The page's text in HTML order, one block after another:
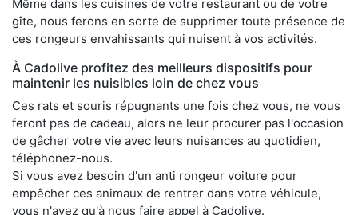
Même dans les cuisines de votre restaurant ou de votre
gîte, nous ferons en sorte de supprimer toute présence de
ces rongeurs envahissants qui nuisent à vos activités.
À Cadolive profitez des meilleurs dispositifs pour
maintenir les nuisibles loin de chez vous
Ces rats et souris répugnants une fois chez vous, ne vous
feront pas de cadeau, alors ne leur procurer pas l'occasion
de gâcher votre vie avec leurs nuisances au quotidien,
téléphonez-nous.
Si vous avez besoin d'un anti rongeur voiture pour
empêcher ces animaux de rentrer dans votre véhicule,
vous n'avez qu'à nous faire appel à Cadolive.